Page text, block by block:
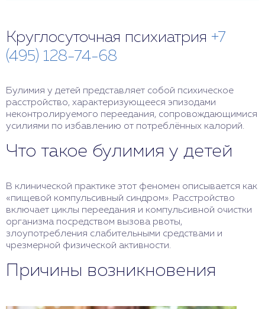
Круглосуточная психиатрия +7
(495) 128-74-68
Булимия у детей представляет собой психическое
расстройство, характеризующееся эпизодами
неконтролируемого переедания, сопровождающимися
усилиями по избавлению от потреблённых калорий.
Что такое булимия у детей
В клинической практике этот феномен описывается как
«пищевой компульсивный синдром». Расстройство
включает циклы переедания и компульсивной очистки
организма посредством вызова рвоты,
злоупотребления слабительными средствами и
чрезмерной физической активности.
Причины возникновения